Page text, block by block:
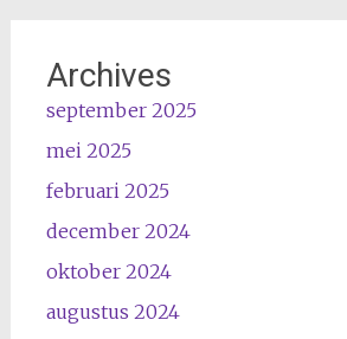
Archives
september 2025
mei 2025
februari 2025
december 2024
oktober 2024
augustus 2024